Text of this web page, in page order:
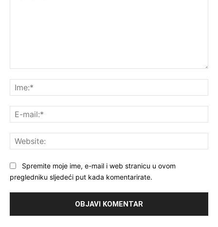
Spremite moje ime, e-mail i web stranicu u ovom
pregledniku sljedeći put kada komentarirate.